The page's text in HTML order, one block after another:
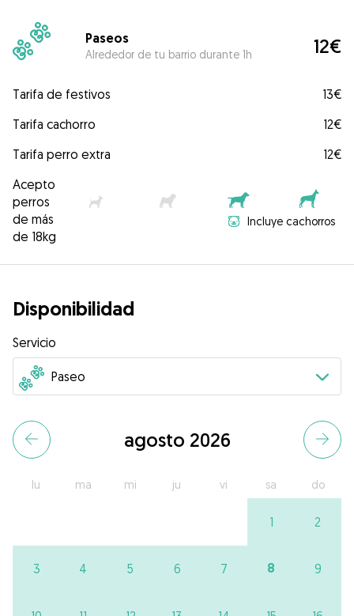
Paseos
Alrededor de tu barrio durante 1h 12€
Tarifa de festivos
13€
Tarifa cachorro
12€
Tarifa perro extra
12€
Acepto
perros
de más
de 18kg
Incluye cachorros
Disponibilidad
Servicio
agosto 2026
lu ma mi ju vi sa do
1 2
3 4 5 6 7 8 9